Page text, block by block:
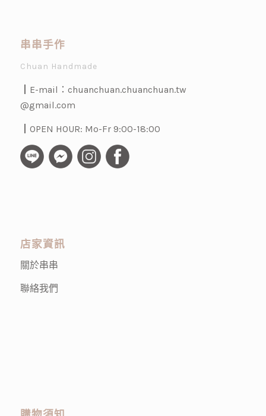
串串手作
Chuan Handmade
┃E-mail： chuanchuan.chuanchuan.tw
@gmail.com
┃OPEN HOUR: Mo-Fr 9:00-18:00
店家資訊
關於串串
聯絡我們